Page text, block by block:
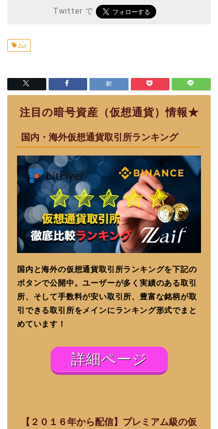
Twitter で
Zaif
注目の暗号資産（仮想通貨）情報★
国内・海外仮想通貨取引所ランキング
国内と海外の仮想通貨取引所ランキングを下記の
ボタンで公開中。ユーザーが多く実績のある取引
所、そして手数料が安い取引所、豊富な銘柄が取
引できる取引所をメインにランキング形式でまと
めています！
詳細ページ
【２０１６年から配信】プレミアム級の仮